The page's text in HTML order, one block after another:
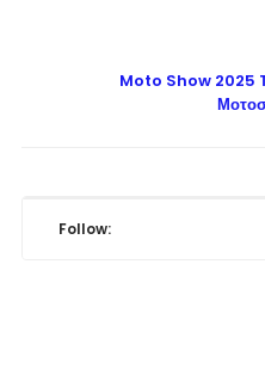
Moto Show 2025
Follow: